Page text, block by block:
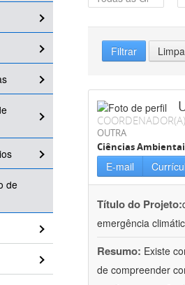
de
Filtrar
COORDENADOR(A)
OUTRA
Ciências
E-mail
Título do Projeto:
emergência
Resumo: Existe
de compreender